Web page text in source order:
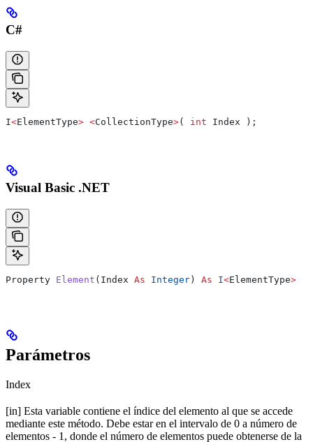
C#
I<ElementType> <CollectionType>( int Index );
Visual Basic .NET
Property Element ( Index As Integer ) As I<ElementType>
Parámetros
Index
[in] Esta variable contiene el índice del elemento al que se accede
mediante este método. Debe estar en el intervalo de 0 a número de
elementos - 1, donde el número de elementos puede obtenerse de la